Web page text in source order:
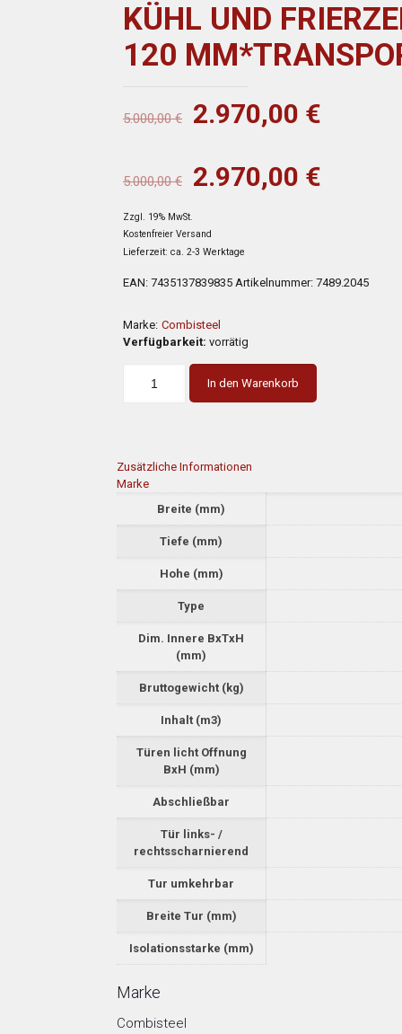
KÜHL UND
120
5.000,00€
Ursprünglicher
war:
5.000,00 €
2.970,00 €
5.000,00€
Ursprünglicher
war:
5.000,00 €
2.970,00 €
Zzgl. 19% MwSt.
Kostenfreier Versand
Lieferzeit: ca. 2-3 Werktage
EAN: 7435137839835 Artikelnummer: 7489.2045
Marke: Combisteel
Verfügbarkeit: vorrätig
In den Warenkorb
Zusätzliche Informationen
Marke
Breite (mm)
Tiefe (mm)
Hohe (mm)
Type
Dim. Innere BxTxH
(mm)
Bruttogewicht (kg)
Inhalt (m3)
Türen licht Offnung
BxH (mm)
Abschließbar
Tür links- /
rechtsscharnierend
Tur umkehrbar
Breite Tur (mm)
Isolationsstarke (mm)
Marke
Combisteel